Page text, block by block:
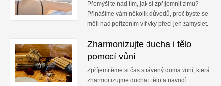
Přemýšlíte nad tím, jak si zpříjemnit zimu?
Přinášíme vám několik důvodů, proč byste se
měli nad pořízením vířivky přeci jen zamyslet.
Zharmonizujte ducha i tělo
pomocí vůní
Zpříjemněme si čas strávený doma vůní, která
zharmonizujme ducha i tělo a navodí